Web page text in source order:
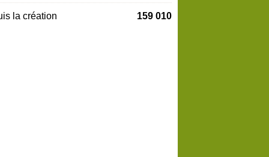
la création 159 010